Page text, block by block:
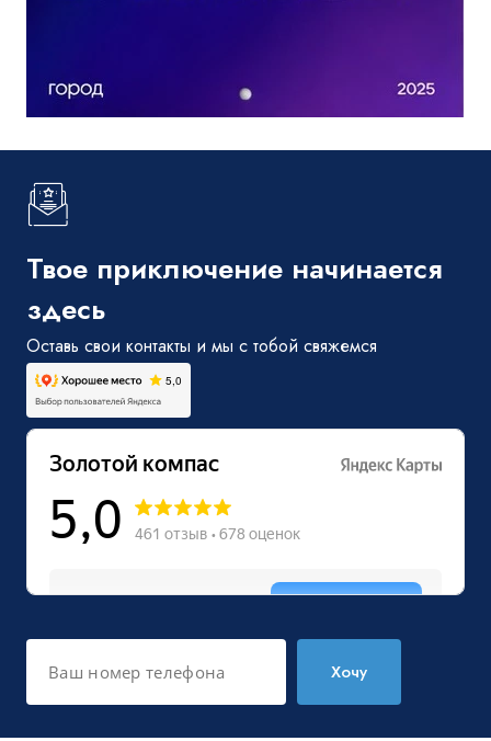
Твое приключение начинается
здесь
Оставь свои контакты и мы с тобой свяжемся
Хочу